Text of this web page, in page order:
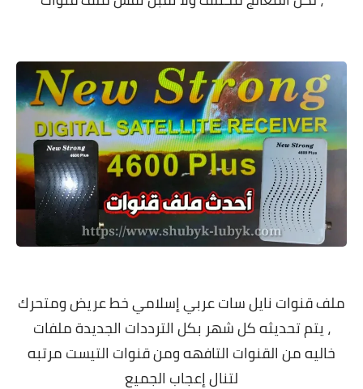
كوميدي
ملف قنوات نايل سات عربي إسلامي خط عريض ومتحرك
، يتم تحديثه كل شهر بكل الترددات الجديدة ملفات
خاليه من القنوات التافهه ومن قنوات التيست مرتبه
لتنال إعجاب الجميع